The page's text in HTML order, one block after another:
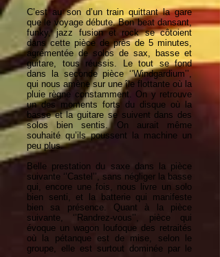
C’est au son d’un train quittant la gare
que le voyage débute. Bon beat dansant,
funky, jazz fusion et rock se côtoient
dans cette pièce de près de 5 minutes,
agrémentée de solos de sax, basse et
guitare, tous réussis. Le tout se fond
dans la seconde pièce ‘’Windgardium’’,
qui nous amène sur une île flottante où la
pluie règne constamment. On y retrouve
un des moments forts du disque où la
basse et la guitare se suivent dans des
solos bien sentis. On aurait même
souhaité qu’ils poussent la machine un
peu plus.
Belle prestation du saxe dans la pièce
suivante ‘’Castel’’, sans négliger la basse
qui, encore une fois, nous livre un solo
bien senti, et la batterie qui manifeste
bien sa présence. Quant à la pièce
suivante, ‘’Randrez-vous’’, pièce qui
évoque un wagon loufoque des retraités
où la pétanque est de mise, selon le
groupe, elle est surtout dominée par le